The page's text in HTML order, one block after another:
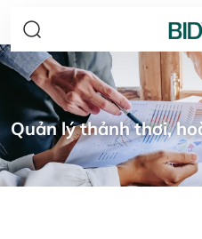
Quản lý thảnh thơi,